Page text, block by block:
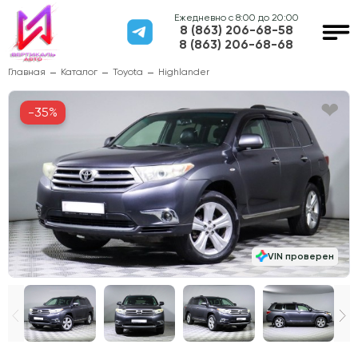
Ежедневно с 8:00 до 20:00
8 (863) 206-68-58
8 (863) 206-68-68
Главная Каталог Toyota Highlander
VIN проверен
-35%